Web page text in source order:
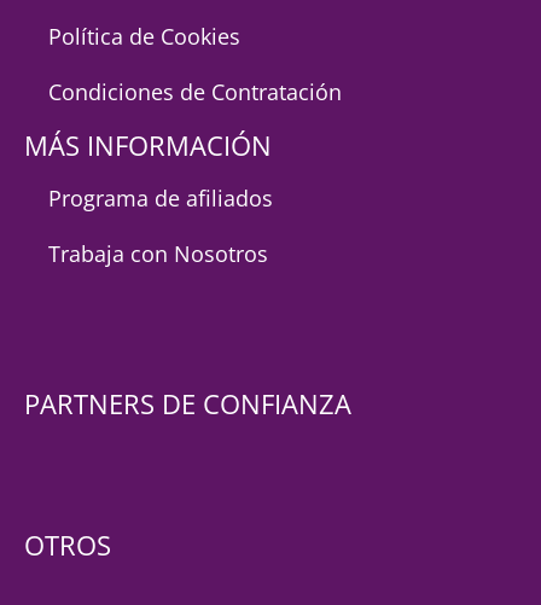
Política de Cookies
Condiciones de Contratación
MÁS INFORMACIÓN
Programa de afiliados
Trabaja con Nosotros
PARTNERS DE CONFIANZA
OTROS